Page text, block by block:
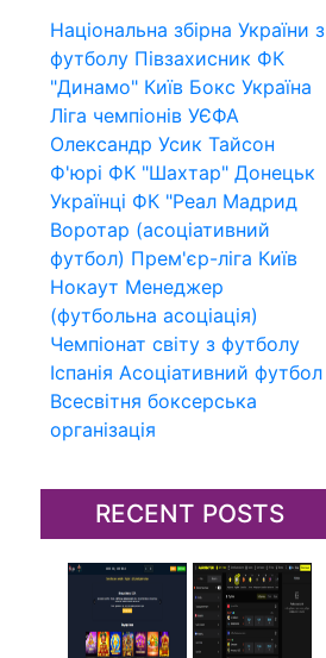
Національна збірна України з
футболу Півзахисник ФК
"Динамо" Київ Бокс Україна
Ліга чемпіонів УЄФА
Олександр Усик Тайсон
Ф'юрі ФК "Шахтар" Донецьк
Українці ФК "Реал Мадрид
Воротар (асоціативний
футбол) Прем'єр-ліга Київ
Нокаут Менеджер
(футбольна асоціація)
Чемпіонат світу з футболу
Іспанія Асоціативний футбол
Всесвітня боксерська
організація
RECENT POSTS